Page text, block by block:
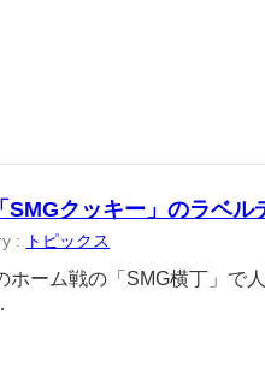
SMGクッキー」のラベ
: トピックス
ホーム戦の「SMG横丁」で